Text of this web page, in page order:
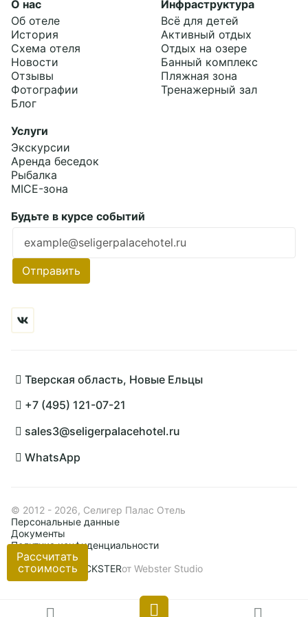
О нас
Об отеле
История
Схема отеля
Новости
Отзывы
Фотографии
Блог
Инфраструктура
Всё для детей
Активный отдых
Отдых на озере
Банный комплекс
Пляжная зона
Тренажерный зал
Услуги
Экскурсии
Аренда беседок
Рыбалка
MICE-зона
Будьте в курсе событий
Ошибка заполнения
Отправить
Тверская область, Новые Ельцы
+7 (495) 121-07-21
sales3@seligerpalacehotel.ru
WhatsApp
© 2012 - 2026, Селигер Палас Отель
Персональные данные
Документы
Политика конфиденциальности
Карта сайта
Сделано наBLOCKSTERот Webster Studio
Рассчитать
стоимость